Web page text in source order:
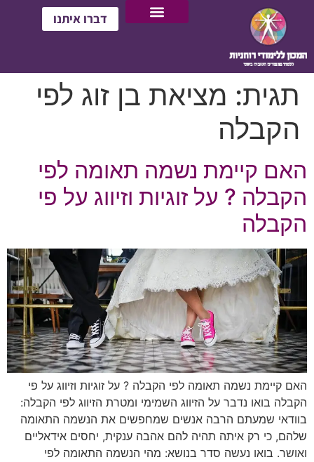
דברו איתנו
תגית: מציאת בן זוג לפי
הקבלה
האם קיימת נשמה תאומה לפי
הקבלה ? על זוגיות וזיווג על פי
הקבלה
האם קיימת נשמה תאומה לפי הקבלה ? על זוגיות וזיווג על פי
הקבלה בואו נדבר על הזיווג השמימי ומטרת הזיווג לפי הקבלה:
בוודאי שמעתם הרבה אנשים שמחפשים את הנשמה התאומה
שלהם, כי רק איתה תהיה להם אהבה ענקית, יחסים אידאליים
ואושר. בואו נעשה סדר בנושא: מהי הנשמה התאומה לפי